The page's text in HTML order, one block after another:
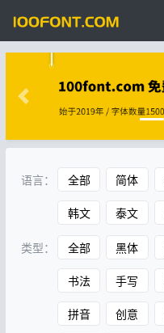
语言： 全部 简体
韩文 泰文
类型： 全部 黑体
书法 手写
拼音 创意